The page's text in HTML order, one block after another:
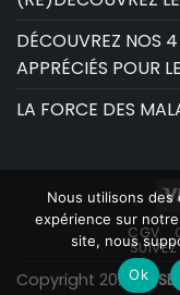
DÉCOUVREZ NOS
APPRÉCIÉS POUR
LA FORCE DES
CGV
Copyright 2026 ©
Nous utilisons des
expérience sur
site, nous
Ok